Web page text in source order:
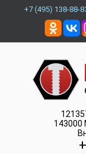
+7 (495) 138-88-
143000